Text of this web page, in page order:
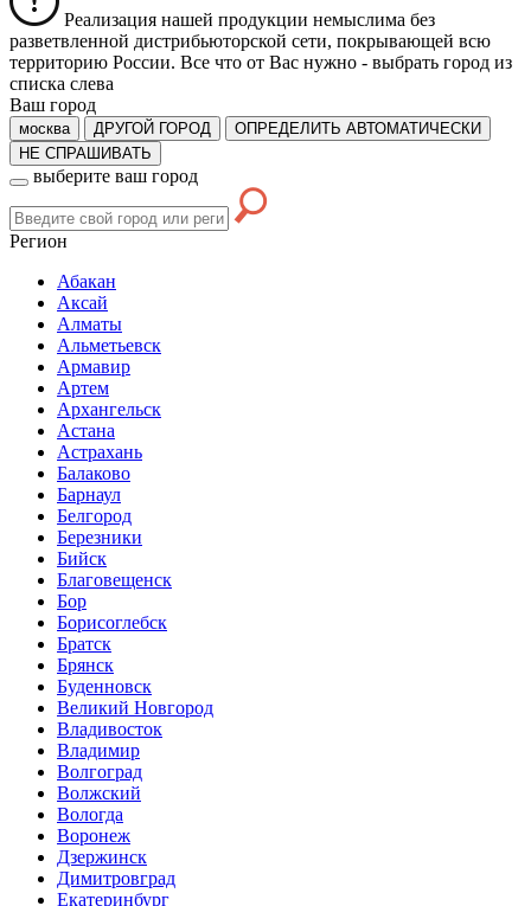
Реализация нашей продукции немыслима без
разветвленной дистрибьюторской сети, покрывающей всю
территорию России. Все что от Вас нужно - выбрать город из
списка слева
Ваш город
москва ДРУГОЙ ГОРОД
ОПРЕДЕЛИТЬ АВТОМАТИЧЕСКИ
НЕ СПРАШИВАТЬ
выберите ваш город
Регион
Абакан
Аксай
Алматы
Альметьевск
Армавир
Артем
Архангельск
Астана
Астрахань
Балаково
Барнаул
Белгород
Березники
Бийск
Благовещенск
Бор
Борисоглебск
Братск
Брянск
Буденновск
Великий Новгород
Владивосток
Владимир
Волгоград
Волжский
Вологда
Воронеж
Дзержинск
Димитровград
Екатеринбург